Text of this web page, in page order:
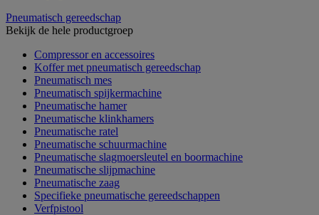
Pneumatisch gereedschap
Bekijk de hele productgroep
Compressor en accessoires
Koffer met pneumatisch gereedschap
Pneumatisch mes
Pneumatisch spijkermachine
Pneumatische hamer
Pneumatische klinkhamers
Pneumatische ratel
Pneumatische schuurmachine
Pneumatische slagmoersleutel en boormachine
Pneumatische slijpmachine
Pneumatische zaag
Specifieke pneumatische gereedschappen
Verfpistool